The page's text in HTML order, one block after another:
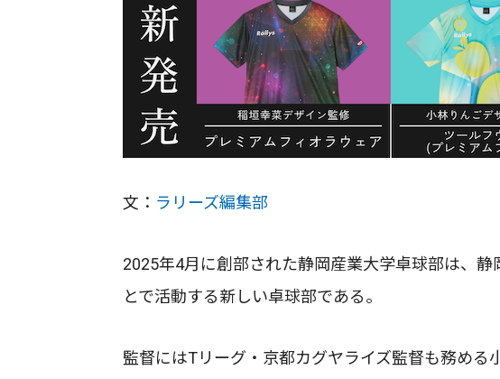
文： ラリーズ編集部
2025年4月に創部された静岡産業大学卓球部は、
とで活動する新しい卓球部である。
監督にはTリーグ・京都カグヤライズ監督も務める